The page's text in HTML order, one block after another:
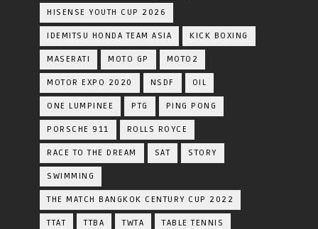
HISENSE YOUTH CUP 2026
IDEMITSU HONDA TEAM ASIA KICK BOXING
MASERATI MOTO GP MOTO2
MOTOR EXPO 2020 NSDF OIL
ONE LUMPINEE PTG PING PONG
PORSCHE 911 ROLLS ROYCE
RACE TO THE DREAM SAT STORY
SWIMMING
THE MATCH BANGKOK CENTURY CUP 2022
TTAT TTBA TWTA TABLE TENNIS